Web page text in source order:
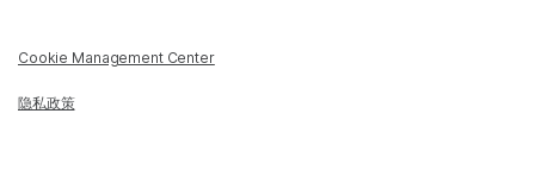
Cookie Management Center
隐私政策